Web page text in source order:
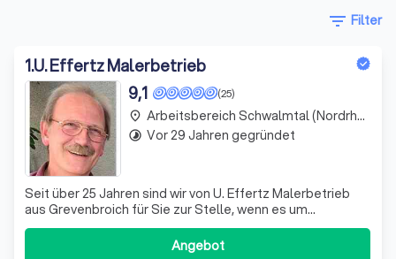
filter_list Filter
1.U. Effertz Malerbetrieb
(25)
9,1
Seit über 25 Jahren sind wir von U. Effertz Malerbetrieb
aus Grevenbroich für Sie zur Stelle, wenn es um
Malerarbeiten, Tapezieren, Lackieren, Bodenverlegung,
Trockenbau, Schimmelbeseitigung sowie
Angebot
place Arbeitsbereich Schwalmtal (Nordrhein-Westfalen)
timelapse Vor 29 Jahren gegründet